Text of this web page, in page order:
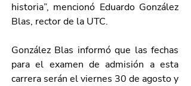
historia”, mencionó Eduardo González
Blas, rector de la UTC.
González Blas informó que las fechas
para el examen de admisión a esta
carrera serán el viernes 30 de agosto y